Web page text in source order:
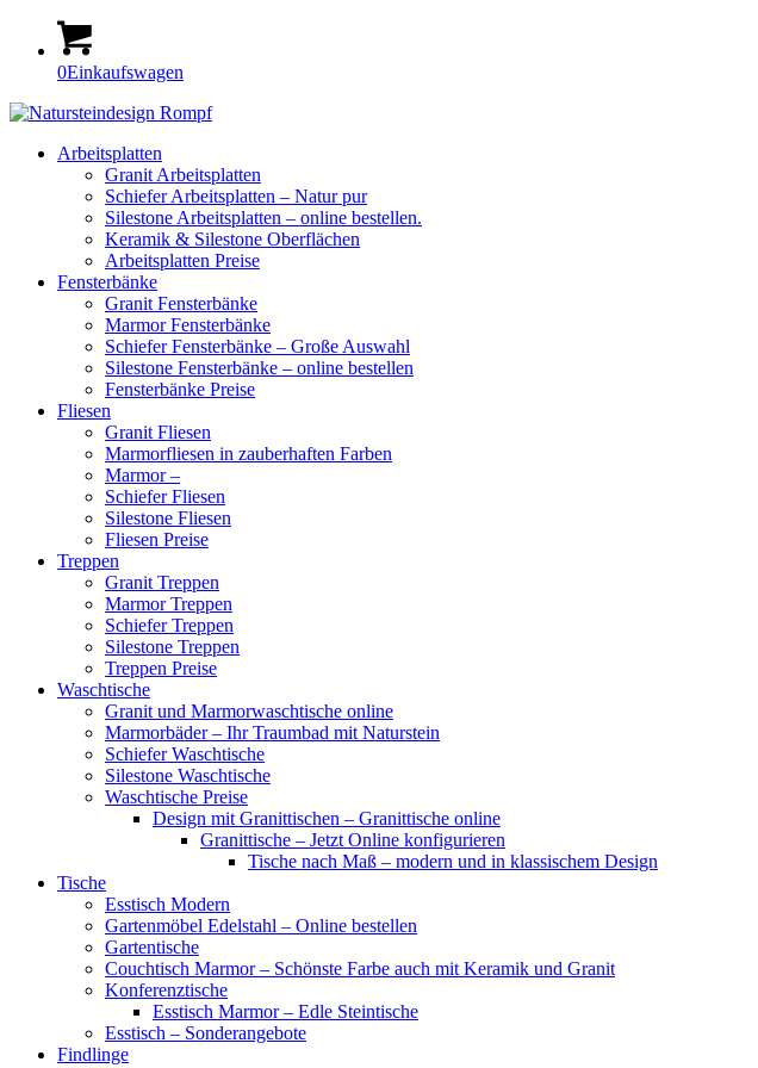
0Einkaufswagen
Arbeitsplatten
Granit Arbeitsplatten
Schiefer Arbeitsplatten – Natur pur
Silestone Arbeitsplatten – online bestellen.
Keramik & Silestone Oberflächen
Arbeitsplatten Preise
Fensterbänke
Granit Fensterbänke
Marmor Fensterbänke
Schiefer Fensterbänke – Große Auswahl
Silestone Fensterbänke – online bestellen
Fensterbänke Preise
Fliesen
Granit Fliesen
Marmorfliesen in zauberhaften Farben
Marmor –
Schiefer Fliesen
Silestone Fliesen
Fliesen Preise
Treppen
Granit Treppen
Marmor Treppen
Schiefer Treppen
Silestone Treppen
Treppen Preise
Waschtische
Granit und Marmorwaschtische online
Marmorbäder – Ihr Traumbad mit Naturstein
Schiefer Waschtische
Silestone Waschtische
Waschtische Preise
Design mit Granittischen – Granittische online
Granittische – Jetzt Online konfigurieren
Tische nach Maß – modern und in klassischem Design
Tische
Esstisch Modern
Gartenmöbel Edelstahl – Online bestellen
Gartentische
Couchtisch Marmor – Schönste Farbe auch mit Keramik und Granit
Konferenztische
Esstisch Marmor – Edle Steintische
Esstisch – Sonderangebote
Findlinge